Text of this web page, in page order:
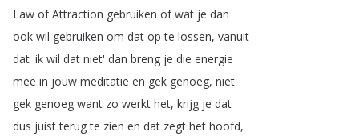
Law of Attraction gebruiken of wat je dan
ook wil gebruiken om dat op te lossen, vanuit
dat 'ik wil dat niet' dan breng je die energie
mee in jouw meditatie en gek genoeg, niet
gek genoeg want zo werkt het, krijg je dat
dus juist terug te zien en dat zegt het hoofd,